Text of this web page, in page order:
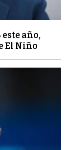
año,
El Niño